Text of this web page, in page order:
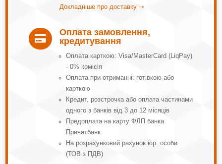
Докладніше про доставку ➝

Оплата замовлення,
кредитування
Оплата карткою: Visa/MasterCard (LiqPay)
- 0% комісія
Оплата при отриманні: готівкою або
карткою
Кредит, розстрочка або оплата частинами
одного з банків від 3 до 12 місяців
Предоплата на карту ФЛП банка
Приватбанк
На розрахунковий рахунок юр. особи
(ТОВ з ПДВ)